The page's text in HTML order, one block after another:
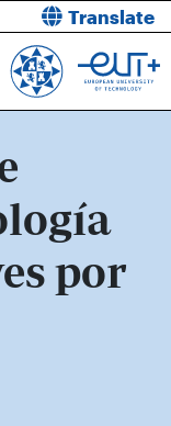
Translate
por